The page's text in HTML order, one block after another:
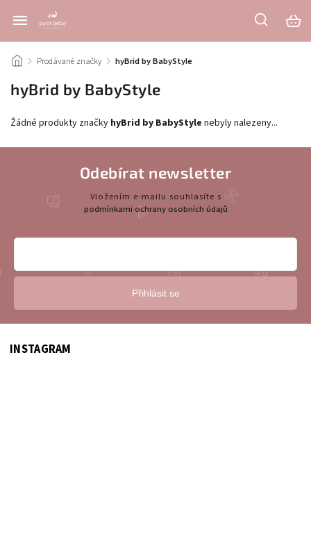
/ Prodávané značky / hyBrid by BabyStyle
hyBrid by BabyStyle
Žádné produkty značky hyBrid by BabyStyle nebyly nalezeny...
INSTAGRAM
Odebírat newsletter
Vložením e-mailu souhlasíte s
podmínkami ochrany osobních údajů
Přihlásit se